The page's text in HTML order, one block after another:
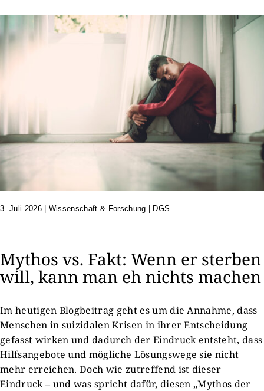
3. Juli 2026| Wissenschaft & Forschung | DGS
Mythos vs. Fakt: Wenn er sterben
will, kann man eh nichts machen
Im heutigen Blogbeitrag geht es um die Annahme, dass
Menschen in suizidalen Krisen in ihrer Entscheidung
gefasst wirken und dadurch der Eindruck entsteht, dass
Hilfsangebote und mögliche Lösungswege sie nicht
mehr erreichen. Doch wie zutreffend ist dieser
Eindruck – und was spricht dafür, diesen „Mythos der